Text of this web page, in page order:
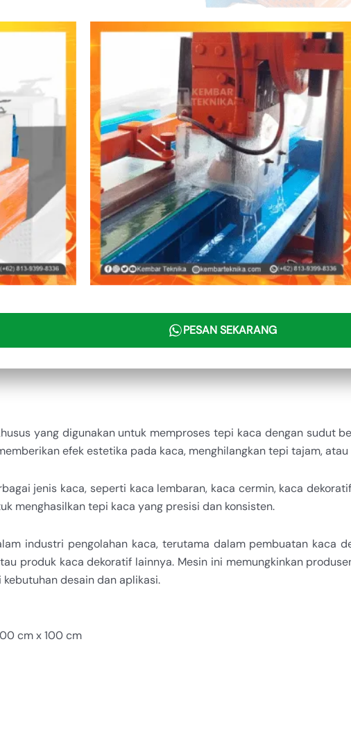
PESAN SEKARANG
yang digunakan untuk memproses tepi kaca dengan sudut
efek estetika pada kaca, menghilangkan tepi tajam,
jenis kaca, seperti kaca lembaran, kaca cermin, kaca
menghasilkan tepi kaca yang presisi dan konsisten.
industri pengolahan kaca, terutama dalam pembuatan kaca
produk kaca dekoratif lainnya. Mesin ini memungkinkan
desain dan aplikasi.
cm x 100 cm